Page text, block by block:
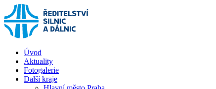
Úvod
Aktuality
Fotogalerie
Další kraje